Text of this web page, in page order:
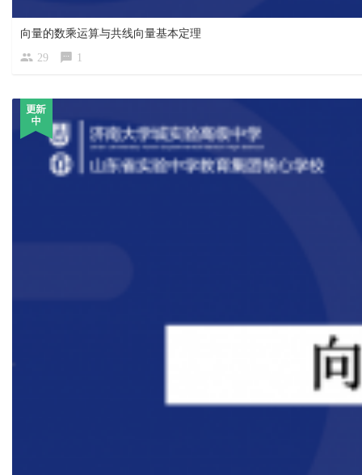
向量的数乘运算与共线向量基本定理
29
1